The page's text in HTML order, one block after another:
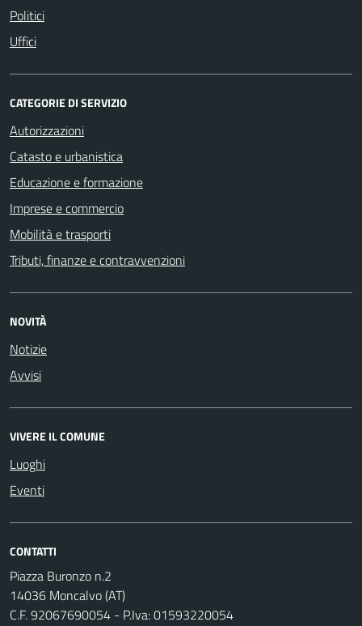
Politici
Uffici
CATEGORIE DI SERVIZIO
Autorizzazioni
Catasto e urbanistica
Educazione e formazione
Imprese e commercio
Mobilità e trasporti
Tributi, finanze e contravvenzioni
NOVITÀ
Notizie
Avvisi
VIVERE IL COMUNE
Luoghi
Eventi
CONTATTI
Piazza Buronzo n.2
14036 Moncalvo (AT)
C.F. 92067690054 - P.Iva: 01593220054